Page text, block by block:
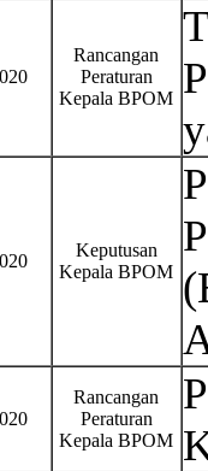
Rancangan
Peraturan
Kepala BPOM
Keputusan
Kepala BPOM
Rancangan
Peraturan
Kepala BPOM